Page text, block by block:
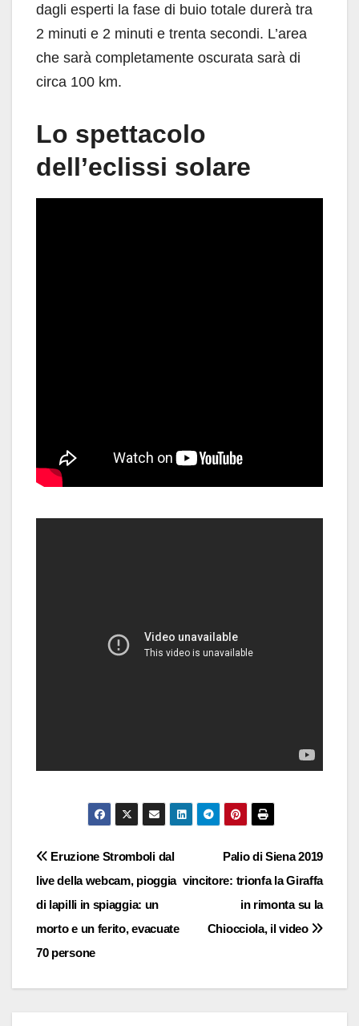
dagli esperti la fase di buio totale durerà tra
2 minuti e 2 minuti e trenta secondi. L’area
che sarà completamente oscurata sarà di
circa 100 km.
Lo spettacolo
dell’eclissi solare
Navigazione
articoli
Palio di Siena 2019
vincitore: trionfa la Giraffa
in rimonta su la
Chiocciola, il video
Eruzione Stromboli dal
live della webcam, pioggia
di lapilli in spiaggia: un
morto e un ferito, evacuate
70 persone